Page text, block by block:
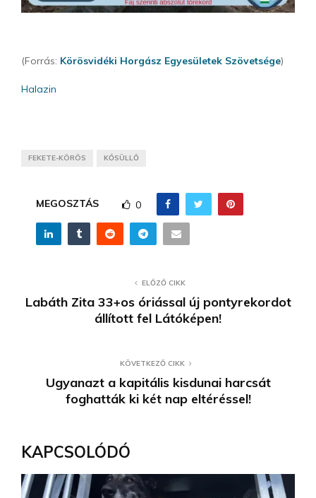
(Forrás: Körösvidéki Horgász Egyesületek Szövetsége)
Halazin
FEKETE-KÖRÖS KŐSÜLLŐ
MEGOSZTÁS 0
ELŐZŐ CIKK
Labáth Zita 33+os óriással új pontyrekordot
állított fel Látóképen!
KÖVETKEZŐ CIKK
Ugyanazt a kapitális kisdunai harcsát
foghatták ki két nap eltéréssel!
KAPCSOLÓDÓ